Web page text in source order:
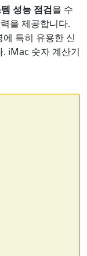
성능 점검을 수
을 제공합니다.
특히 유용한 신
iMac 숫자 계산기